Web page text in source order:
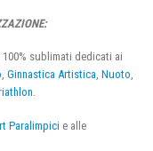
sublimati dedicati ai
, Ginnastica Artistica, Nuoto,
.
Paralimpici e alle